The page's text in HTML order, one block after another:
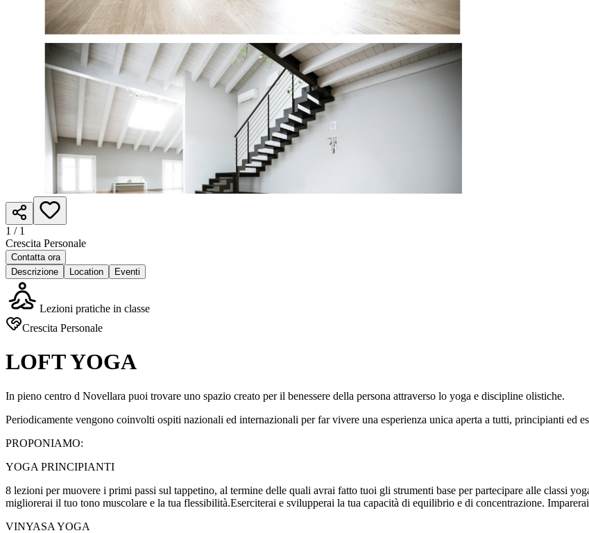
1 / 1
Crescita Personale
Contatta ora
Descrizione
Location Eventi
Lezioni pratiche in classe
Crescita Personale
LOFT YOGA
In pieno centro d Novellara puoi trovare uno spazio creato per il benessere della persona attraverso lo yoga e discipline olistiche.
Periodicamente vengono coinvolti ospiti nazionali ed internazionali per far vivere una esperienza unica aperta a tutti, principianti ed
PROPONIAMO:
YOGA PRINCIPIANTI
8 lezioni per muovere i primi passi sul tappetino, al termine delle quali avrai fatto tuoi gli strumenti base per partecipare alle classi
migliorerai il tuo tono muscolare e la tua flessibilità.Eserciterai e svilupperai la tua capacità di equilibrio e di concentrazione.
VINYASA YOGA